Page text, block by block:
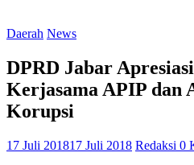
Daerah News
DPRD Jabar
Kerjasama APIP dan
Korupsi
17 Juli 201817 Juli 2018 Redaksi 0